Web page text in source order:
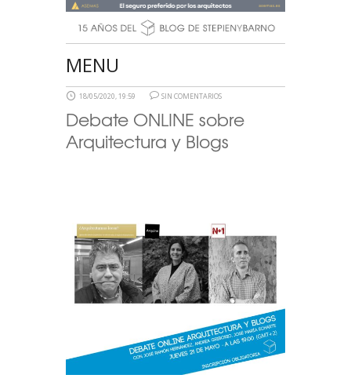
MENU
18/05/2020, 19:59 SIN COMENTARIOS
Debate ONLINE sobre
Arquitectura y Blogs